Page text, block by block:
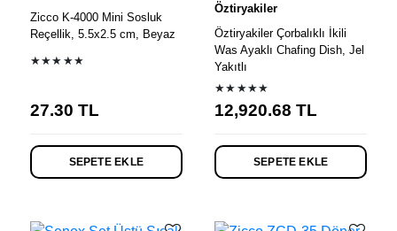
Zicco K-4000 Mini Sosluk
Reçellik, 5.5x2.5 cm, Beyaz
★★★★★
27.30 TL
SEPETE EKLE
Öztiryakiler
Öztiryakiler Çorbalıklı İkili
Was Ayaklı Chafing Dish, Jel
Yakıtlı
★★★★★
12,920.68 TL
SEPETE EKLE